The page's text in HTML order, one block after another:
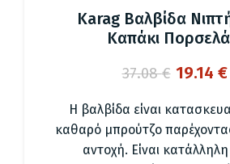
Karag Βαλβίδα
Καπάκι
37.08€
was:
37.08
19.14 €
Η βαλβίδα είναι
καθαρό μπρούτζο
αντοχή. Είναι κατάλληλη